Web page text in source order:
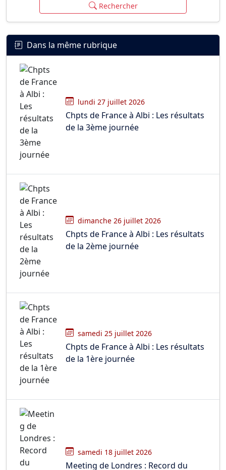
Rechercher
Dans la même rubrique
lundi 27 juillet 2026
Chpts de France à Albi : Les résultats
de la 3ème journée
dimanche 26 juillet 2026
Chpts de France à Albi : Les résultats
de la 2ème journée
samedi 25 juillet 2026
Chpts de France à Albi : Les résultats
de la 1ère journée
samedi 18 juillet 2026
Meeting de Londres : Record du